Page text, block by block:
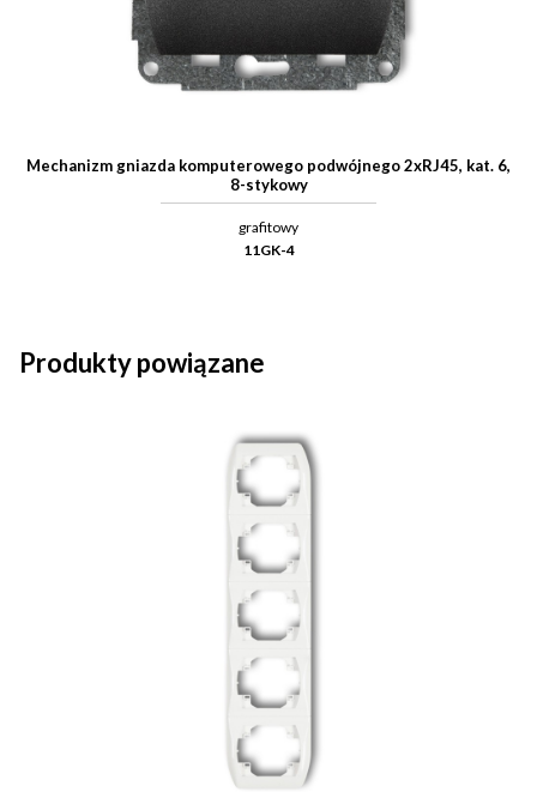
Mechanizm gniazda komputerowego podwójnego 2xRJ45, kat. 6,
8-stykowy
grafitowy
11GK-4
Produkty powiązane